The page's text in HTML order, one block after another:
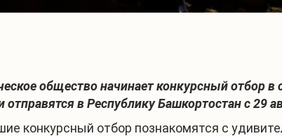
общество начинает конкурсный отбор
отправятся в Республику Башкортостан с 29
конкурсный отбор познакомятся с